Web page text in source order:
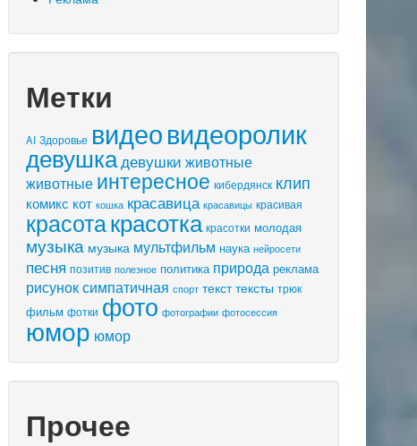
Метки
AI Здоровье видеовидеоролик
девушка девушки животные
животные интересное кибердянск клип
комикс кот кошка красавица красавицы красивая
красотакрасотка красотки молодая
музыка музыка мультфильм наука нейросети
песня позитив полезное политика природа реклама
рисуноксимпатичная спорт текст тексты трюк
фильм фотки фото фотографии фотосессия
юмор юмор
Прочее